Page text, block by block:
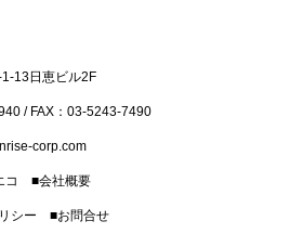
13日恵ビル2F
/ FAX：03-5243-7490
corp.com
コ ■会社概要
シー ■お問合せ